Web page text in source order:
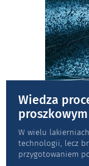
Wiedza
proszkowym
W wielu
technologii, lecz
przygotowaniem